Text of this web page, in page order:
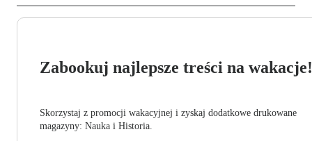
Zabookuj najlepsze treści na wakacje!
Skorzystaj z promocji wakacyjnej i zyskaj dodatkowe drukowane
magazyny: Nauka i Historia.